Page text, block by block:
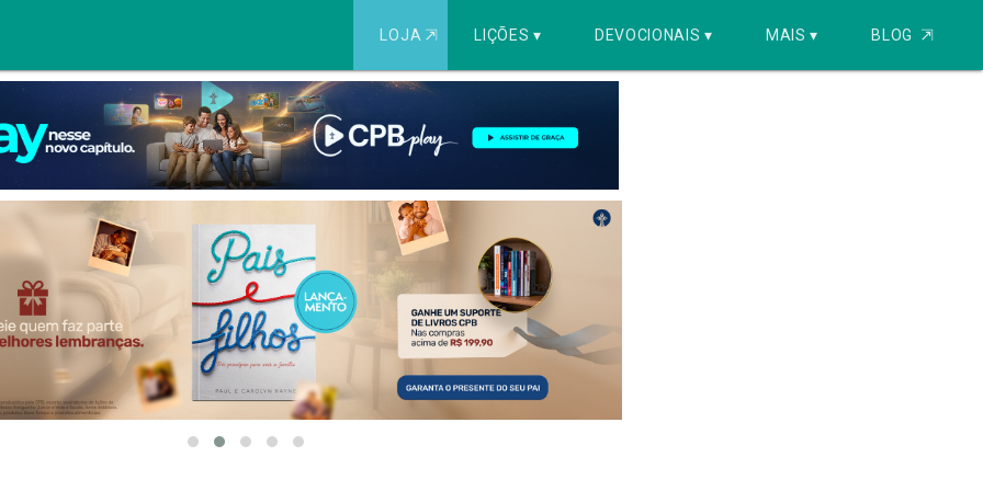
LOJA ⇱ LIÇÕES ▾ DEVOCIONAIS ▾ MAIS ▾ BLOG ⇱